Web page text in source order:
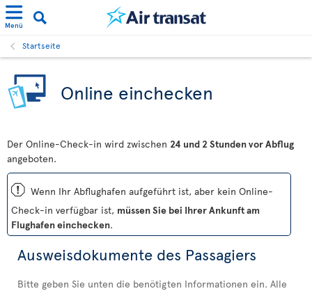
Menü
Startseite
Online einchecken
Der Online-Check-in wird zwischen 24 und 2 Stunden vor Abflug
angeboten.
ü Wenn Ihr Abflughafen aufgeführt ist, aber kein Online-
Check-in verfügbar ist, müssen Sie bei Ihrer Ankunft am
Flughafen einchecken.
Ausweisdokumente des Passagiers
Bitte geben Sie unten die benötigten Informationen ein. Alle